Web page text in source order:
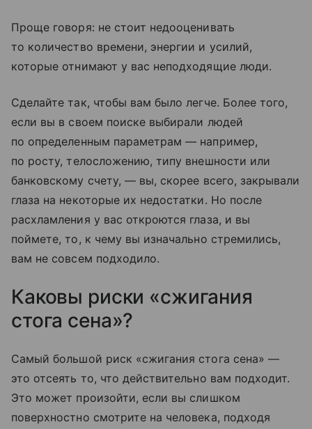
Проще говоря: не стоит недооценивать
то количество времени, энергии и усилий,
которые отнимают у вас неподходящие люди.
Сделайте так, чтобы вам было легче. Более того,
если вы в своем поиске выбирали людей
по определенным параметрам — например,
по росту, телосложению, типу внешности или
банковскому счету, — вы, скорее всего, закрывали
глаза на некоторые их недостатки. Но после
расхламления у вас откроются глаза, и вы
поймете, то, к чему вы изначально стремились,
вам не совсем подходило.
Каковы риски «сжигания
стога сена»?
Самый большой риск «сжигания стога сена» —
это отсеять то, что действительно вам подходит.
Это может произойти, если вы слишком
поверхностно смотрите на человека, подходя